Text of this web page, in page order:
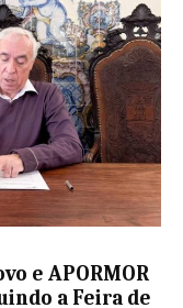
e APORMOR
a Feira de